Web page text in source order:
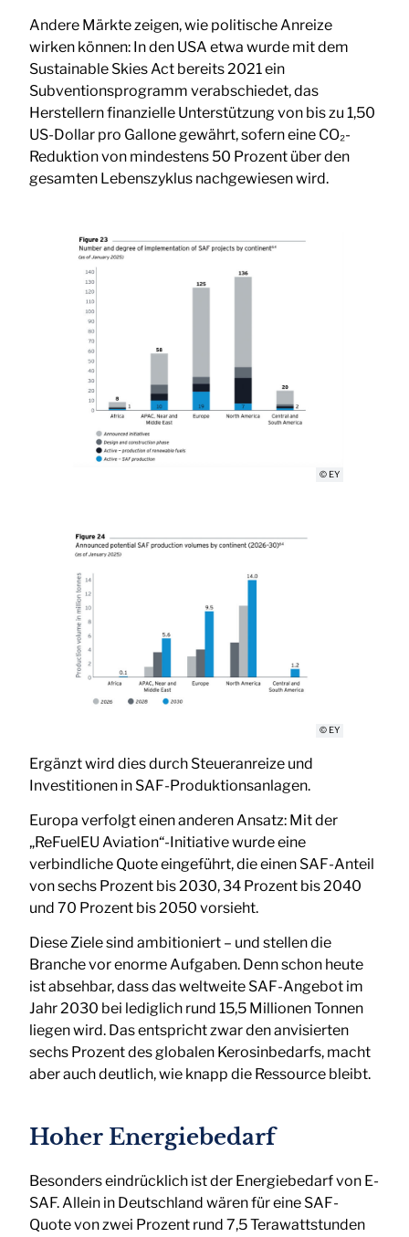
Andere Märkte zeigen, wie politische Anreize
wirken können: In den USA etwa wurde mit dem
Sustainable Skies Act bereits 2021 ein
Subventionsprogramm verabschiedet, das
Herstellern finanzielle Unterstützung von bis zu 1,50
US-Dollar pro Gallone gewährt, sofern eine CO₂-
Reduktion von mindestens 50 Prozent über den
gesamten Lebenszyklus nachgewiesen wird.
© EY
© EY
Ergänzt wird dies durch Steueranreize und
Investitionen in SAF-Produktionsanlagen.
Europa verfolgt einen anderen Ansatz: Mit der
„ReFuelEU Aviation“-Initiative wurde eine
verbindliche Quote eingeführt, die einen SAF-Anteil
von sechs Prozent bis 2030, 34 Prozent bis 2040
und 70 Prozent bis 2050 vorsieht.
Diese Ziele sind ambitioniert – und stellen die
Branche vor enorme Aufgaben. Denn schon heute
ist absehbar, dass das weltweite SAF-Angebot im
Jahr 2030 bei lediglich rund 15,5 Millionen Tonnen
liegen wird. Das entspricht zwar den anvisierten
sechs Prozent des globalen Kerosinbedarfs, macht
aber auch deutlich, wie knapp die Ressource bleibt.
Hoher Energiebedarf
Besonders eindrücklich ist der Energiebedarf von E-
SAF. Allein in Deutschland wären für eine SAF-
Quote von zwei Prozent rund 7,5 Terawattstunden